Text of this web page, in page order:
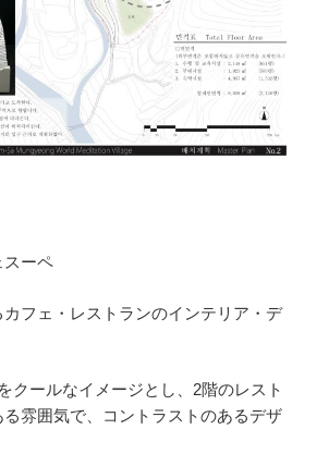
スーペ
フェ・レストランのインテリア・デ
クールなイメージとし、2階のレスト
雰囲気で、コントラストのあるデザ